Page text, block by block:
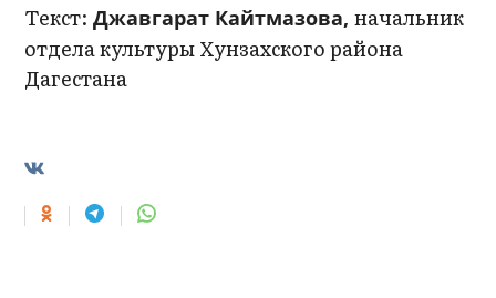
Текст: Джавгарат Кайтмазова,начальник
отдела культуры Хунзахского района
Дагестана